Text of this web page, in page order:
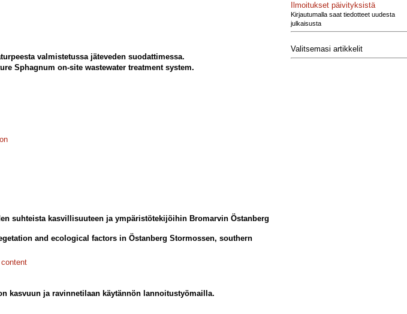
valmistetussa jäteveden suodattimessa.
Sphagnum on-site wastewater treatment system.
suhteista kasvillisuuteen ja ympäristötekijöihin Bromarvin Östanberg
and ecological factors in Östanberg Stormossen, southern
kasvuun ja ravinnetilaan käytännön lannoitustyömailla.
Ilmoitukset päivityksistä
Kirjautumalla saat tiedotteet uudesta
julkaisusta
Valitsemasi artikkelit